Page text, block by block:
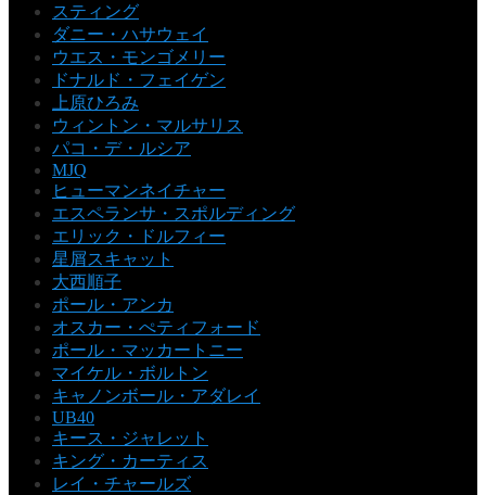
スティング
ダニー・ハサウェイ
ウエス・モンゴメリー
ドナルド・フェイゲン
上原ひろみ
ウィントン・マルサリス
パコ・デ・ルシア
MJQ
ヒューマンネイチャー
エスペランサ・スポルディング
エリック・ドルフィー
星屑スキャット
大西順子
ポール・アンカ
オスカー・ぺティフォード
ポール・マッカートニー
マイケル・ボルトン
キャノンボール・アダレイ
UB40
キース・ジャレット
キング・カーティス
レイ・チャールズ